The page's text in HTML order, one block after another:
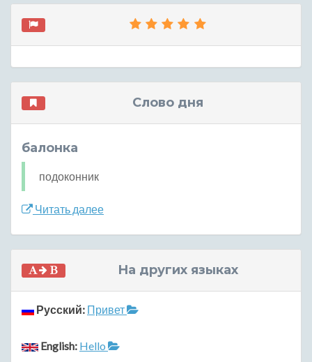
Слово дня
балонка
подоконник
Читать далее
На других языках
Русский: Привет
English: Hello